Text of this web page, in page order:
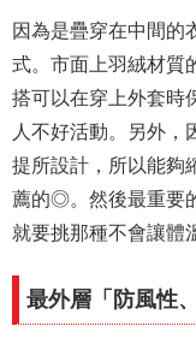
因為是疊穿在中間的
式。市面上羽絨材質
搭可以在穿上外套時
人不好活動。另外，
提所設計，所以能夠
薦的◎。然後最重要
就要挑那種不會讓體
最外層「防風性